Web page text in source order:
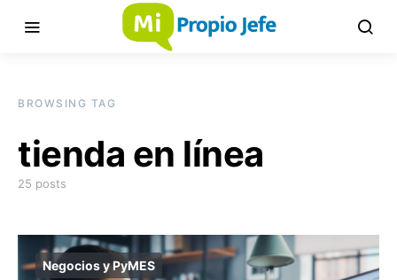
BROWSING TAG
tienda en línea
25 posts
Negocios y PyMES